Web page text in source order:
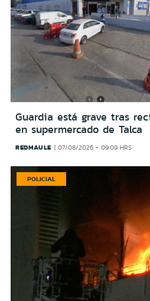
Guardia está grave tras
en supermercado de Talca
REDMAULE 07/08/2026 - 09:09 HRS
POLICIAL